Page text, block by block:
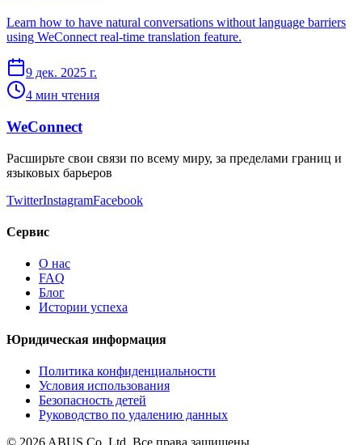
Learn how to have natural conversations without language barriers
using WeConnect real-time translation feature.
9 дек. 2025 г.
4 мин чтения
WeConnect
Расширьте свои связи по всему миру, за пределами границ и
языковых барьеров
TwitterInstagramFacebook
Сервис
О нас
FAQ
Блог
Истории успеха
Юридическая информация
Политика конфиденциальности
Условия использования
Безопасность детей
Руководство по удалению данных
© 2026 ABUS Co.,Ltd. Все права защищены.